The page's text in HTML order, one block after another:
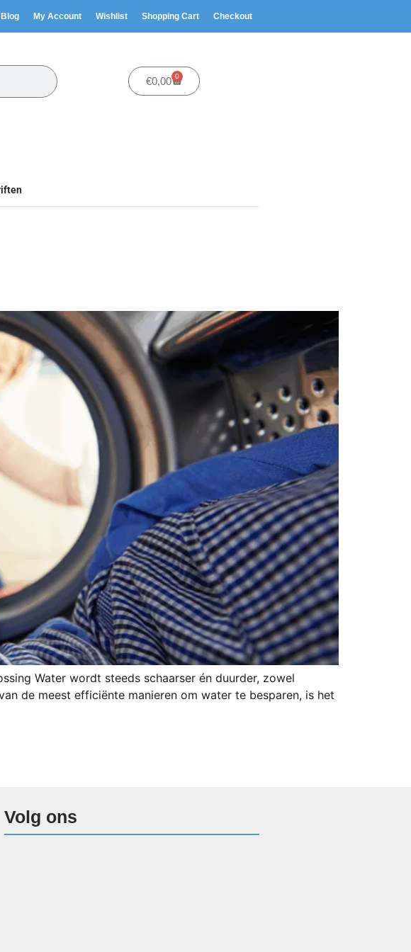
Blog My Account Wishlist Shopping Cart Checkout
€0,00 0
Water wordt steeds schaarser én duurder, zowel
de meest efficiënte manieren om water te besparen, is het
Volg ons